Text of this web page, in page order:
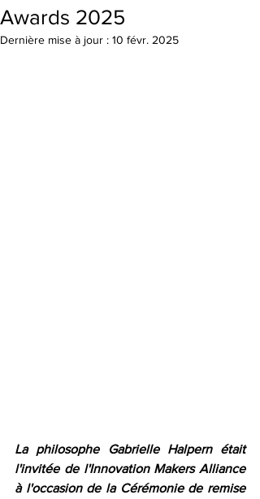
Awards 2025
Dernière mise à jour : 10 févr. 2025
La philosophe Gabrielle Halpern était
l'invitée de l'Innovation Makers Alliance
à l'occasion de la Cérémonie de remise